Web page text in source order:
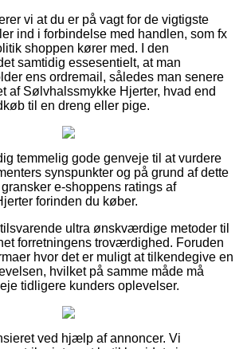
vi at du er på vagt for de vigtigste
ind i forbindelse med handlen, som fx
shoppen kører med. I den
samtidig essesentielt, at man
ens ordremail, således man senere
af Sølvhalssmykke Hjerter, hvad end
til en dreng eller pige.
temmelig gode genveje til at vurdere
synspunkter og på grund af dette
e-shoppens ratings af
forinden du køber.
ultra ønskværdige metoder til
forretningens troværdighed. Foruden
hvor det er muligt at tilkendegive en
hvilket på samme måde må
tidligere kunders oplevelser.
ved hjælp af annoncer. Vi